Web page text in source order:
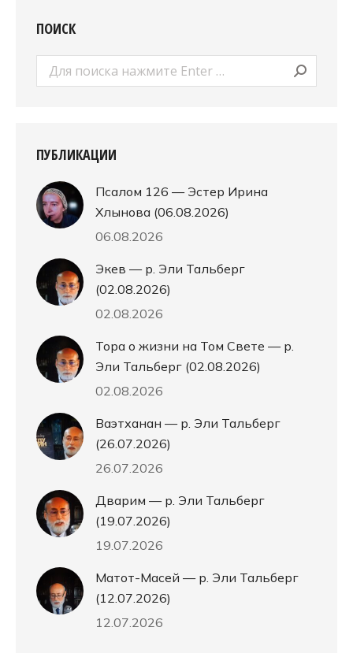
ПОИСК
Поиск:
ПУБЛИКАЦИИ
Псалом 126 — Эстер Ирина
Хлынова (06.08.2026)
06.08.2026
Экев — р. Эли Тальберг
(02.08.2026)
02.08.2026
Тора о жизни на Том Свете — р.
Эли Тальберг (02.08.2026)
02.08.2026
Ваэтханан — р. Эли Тальберг
(26.07.2026)
26.07.2026
Дварим — р. Эли Тальберг
(19.07.2026)
19.07.2026
Матот-Масей — р. Эли Тальберг
(12.07.2026)
12.07.2026